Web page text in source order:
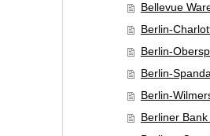
Bellevue
Berlin-
Berlin-
Berlin-
Berlin-
Berliner